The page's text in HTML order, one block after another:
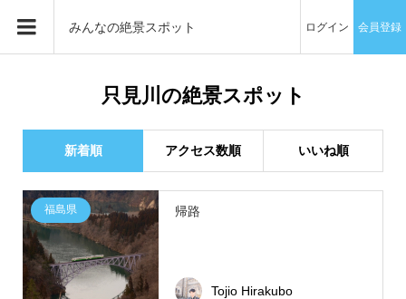
みんなの絶景スポット ログイン 会員登録
只見川の絶景スポット
新着順 アクセス数順 いいね順
福島県 帰路
Tojio Hirakubo